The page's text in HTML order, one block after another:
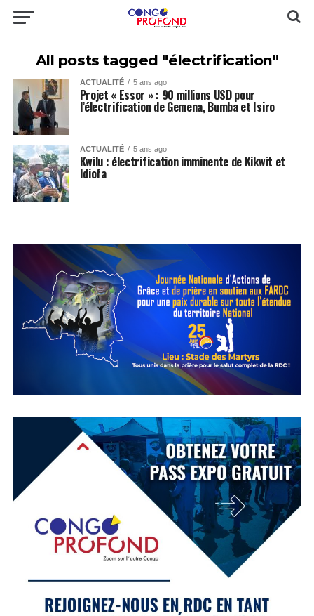
All posts tagged "électrification"
ACTUALITÉ 5 ans ago
Projet « Essor » : 90 millions USD pour
l’électrification de Gemena, Bumba et Isiro
ACTUALITÉ 5 ans ago
Kwilu : électrification imminente de Kikwit et
Idiofa